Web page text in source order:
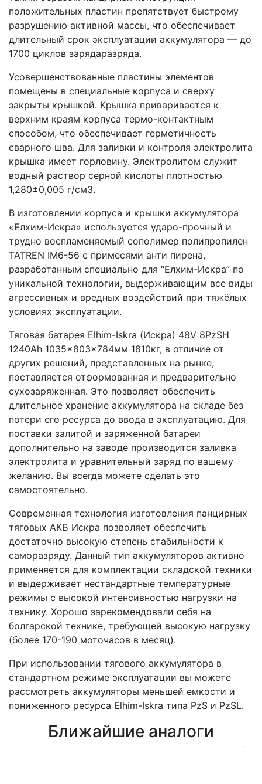
положительных пластин препятствует быстрому
разрушению активной массы, что обеспечивает
длительный срок эксплуатации аккумулятора — до
1700 циклов зарядаразряда.
Усовершенствованные пластины элементов
помещены в специальные корпуса и сверху
закрыты крышкой. Крышка приваривается к
верхним краям корпуса термо-контактным
способом, что обеспечивает герметичность
сварного шва. Для заливки и контроля электролита
крышка имеет горловину. Электролитом служит
водный раствор серной кислоты плотностью
1,280±0,005 г/см3.
В изготовлении корпуса и крышки аккумулятора
«Елхим-Искра» используется ударо-прочный и
трудно воспламеняемый сополимер полипропилен
TATREN IM6-56 с примесями анти пирена,
разработанным специально для “Елхим-Искра” по
уникальной технологии, выдерживающим все виды
агрессивных и вредных воздействий при тяжёлых
условиях эксплуатации.
Тяговая батарея Elhim-Iskra (Искра) 48V 8PzSH
1240Ah 1035x803x784мм 1810кг, в отличие от
других решений, представленных на рынке,
поставляется отформованная и предварительно
сухозаряженная. Это позволяет обеспечить
длительное хранение аккумулятора на складе без
потери его ресурса до ввода в эксплуатацию. Для
поставки залитой и заряженной батареи
дополнительно на заводе производится заливка
электролита и уравнительный заряд по вашему
желанию. Вы всегда можете сделать это
самостоятельно.
Современная технология изготовления панцирных
тяговых АКБ Искра позволяет обеспечить
достаточно высокую степень стабильности к
саморазряду. Данный тип аккумуляторов активно
применяется для комплектации складской техники
и выдерживает нестандартные температурные
режимы с высокой интенсивностью нагрузки на
технику. Хорошо зарекомендовали себя на
болгарской технике, требующей высокую нагрузку
(более 170-190 моточасов в месяц).
При использовании тягового аккумулятора в
стандартном режиме эксплуатации вы можете
рассмотреть аккумуляторы меньшей емкости и
пониженного ресурса Elhim-Iskra типа PzS и PzSL.
Ближайшие аналоги